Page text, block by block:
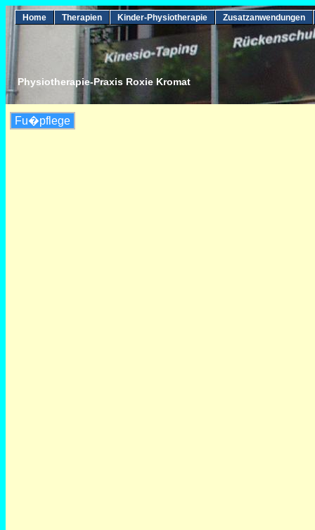
Home Therapien Kinder-Physiotherapie Zusatzanwendungen
Physiotherapie-Praxis Roxie Kromat
Fu�pflege